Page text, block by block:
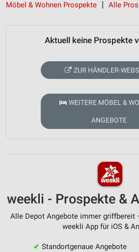
Möbel & Wohnen Prospekte
Alle
Aktuell keine Prospekte
ZUR HÄNDLER-
WEITERE MÖBEL &
ANGEBOTE
weekli - Prospekte &
Alle Depot Angebote immer
weekli App für iOS &
✔ Standortgenaue Angebote